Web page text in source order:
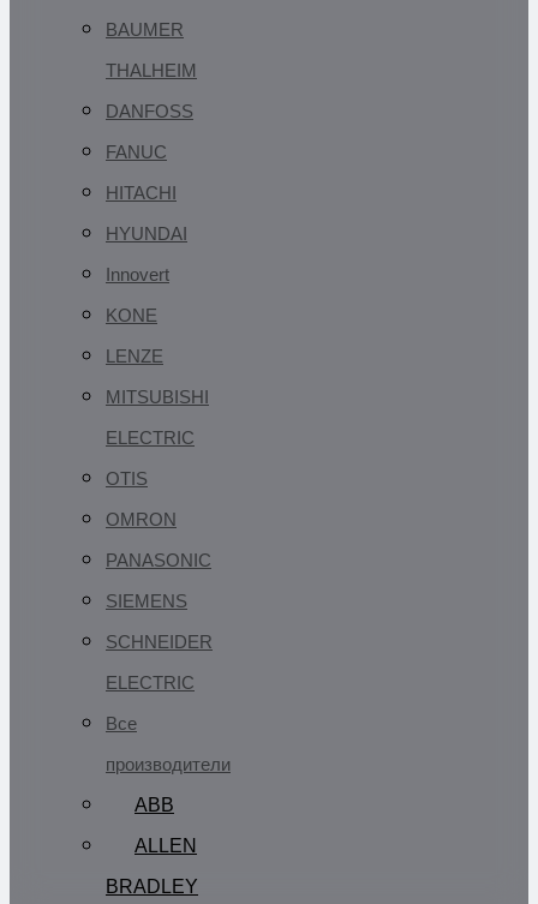
BAUMER
THALHEIM
DANFOSS
FANUC
HITACHI
HYUNDAI
Innovert
KONE
LENZE
MITSUBISHI
ELECTRIC
OTIS
OMRON
PANASONIC
SIEMENS
SCHNEIDER
ELECTRIC
Все
производители
ABB
ALLEN
BRADLEY